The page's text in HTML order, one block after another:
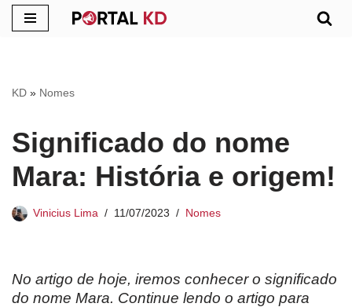
conteúdo
KD » Nomes
Significado do nome
Mara: História e origem!
Vinicius Lima 11/07/2023 Nomes
No artigo de hoje, iremos conhecer o significado
do nome Mara. Continue lendo o artigo para